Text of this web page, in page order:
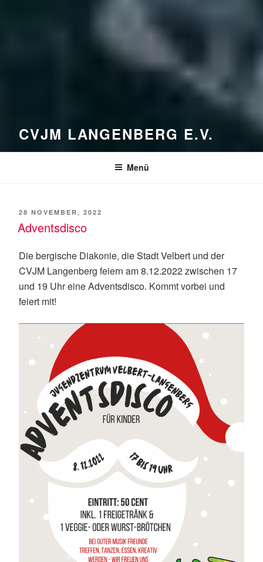
CVJM LANGENBERG E.V.
Menü
VERÖFFENTLICHT
AM
28 NOVEMBER, 2022
Adventsdisco
Die bergische Diakonie, die Stadt Velbert und der
CVJM Langenberg feiern am 8.12.2022 zwischen 17
und 19 Uhr eine Adventsdisco. Kommt vorbei und
feiert mit!